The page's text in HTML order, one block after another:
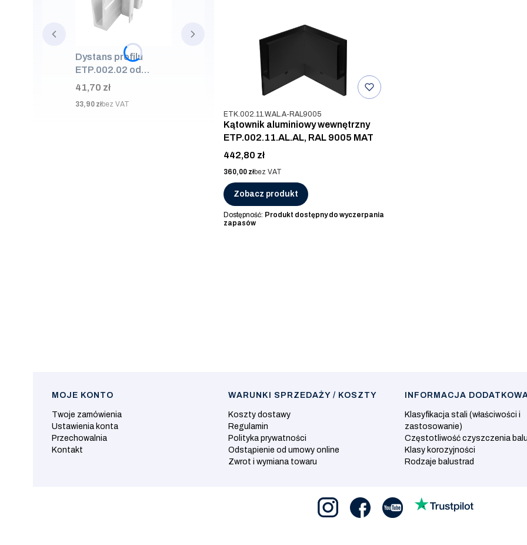
Dystans profilu
ETP.002.02 od
ściany 50mm, AISI
304, SUROWA
Cena
41,70 zł
Cena
33,90 złbez VAT
Kod produktu
ETK.002.11.W.AL.A-RAL9005
Kątownik aluminiowy wewnętrzny
ETP.002.11.AL.AL, RAL 9005 MAT
Cena
442,80 zł
Cena
360,00 złbez VAT
Zobacz produkt
Dostępność: Produkt dostępny do wyczerpania
zapasów
Linki w stopce
MOJE KONTO
Twoje zamówienia
Ustawienia konta
Przechowalnia
Kontakt
WARUNKI SPRZEDAŻY / KOSZTY
Koszty dostawy
Regulamin
Polityka prywatności
Odstąpienie od umowy online
Zwrot i wymiana towaru
INFORMACJA
Klasyfikacja stali (właściwości i
zastosowanie)
Częstotliwość czyszczenia
Klasy korozyjności
Rodzaje balustrad